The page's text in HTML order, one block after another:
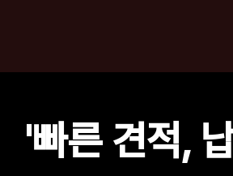
'빠른 견적,